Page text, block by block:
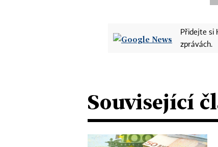
Přidejte si
zprávách.
Související